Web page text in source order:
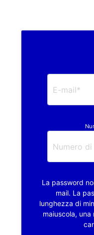
La password
mail. La
lunghezza di
maiuscola, una